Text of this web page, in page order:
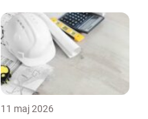
11 maj 2026